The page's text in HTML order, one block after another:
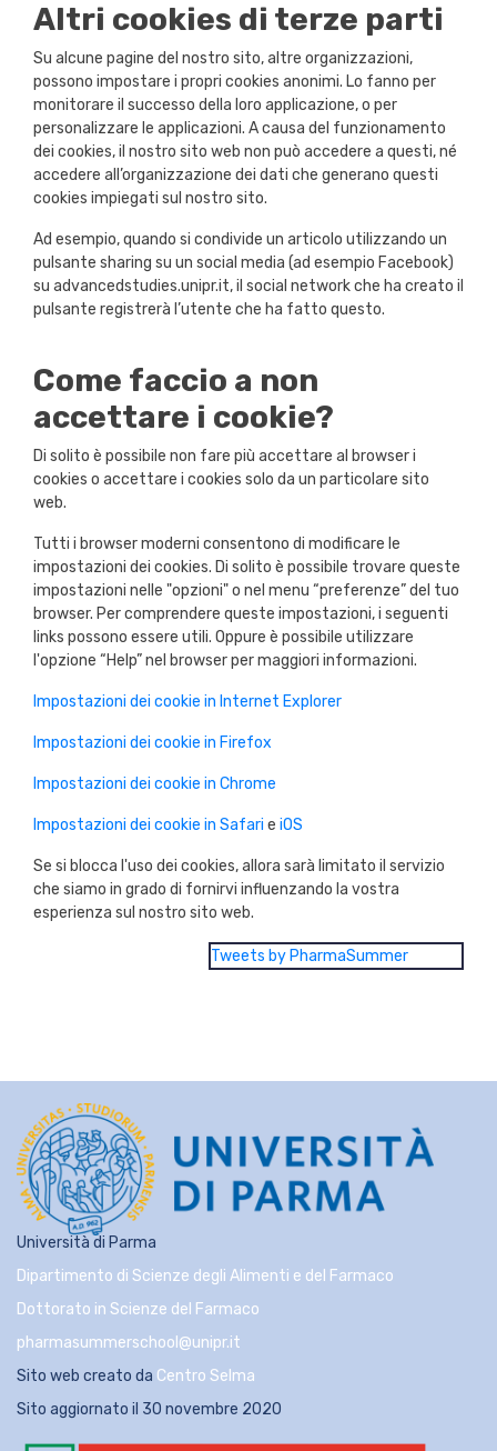
Altri cookies di terze parti
Su alcune pagine del nostro sito, altre organizzazioni,
possono impostare i propri cookies anonimi. Lo fanno per
monitorare il successo della loro applicazione, o per
personalizzare le applicazioni. A causa del funzionamento
dei cookies, il nostro sito web non può accedere a questi, né
accedere all’organizzazione dei dati che generano questi
cookies impiegati sul nostro sito.
Ad esempio, quando si condivide un articolo utilizzando un
pulsante sharing su un social media (ad esempio Facebook)
su advancedstudies.unipr.it, il social network che ha creato il
pulsante registrerà l’utente che ha fatto questo.
Come faccio a non
accettare i cookie?
Di solito è possibile non fare più accettare al browser i
cookies o accettare i cookies solo da un particolare sito
web.
Tutti i browser moderni consentono di modificare le
impostazioni dei cookies. Di solito è possibile trovare queste
impostazioni nelle "opzioni" o nel menu “preferenze” del tuo
browser. Per comprendere queste impostazioni, i seguenti
links possono essere utili. Oppure è possibile utilizzare
l'opzione “Help” nel browser per maggiori informazioni.
Impostazioni dei cookie in Internet Explorer
Impostazioni dei cookie in Firefox
Impostazioni dei cookie in Chrome
Impostazioni dei cookie in Safari e iOS
Se si blocca l'uso dei cookies, allora sarà limitato il servizio
che siamo in grado di fornirvi influenzando la vostra
esperienza sul nostro sito web.
Tweets by PharmaSummer
Università di Parma
Dipartimento di Scienze degli Alimenti e del Farmaco
Dottorato in Scienze del Farmaco
pharmasummerschool@unipr.it
Sito web creato da Centro Selma
Sito aggiornato il 30 novembre 2020